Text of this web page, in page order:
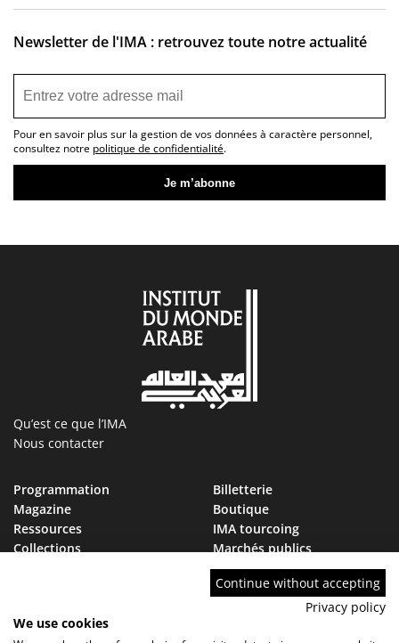
Newsletter de l'IMA : retrouvez toute notre actualité
Pour en savoir plus sur la gestion de vos données à caractère personnel,
consultez notre politique de confidentialité.
Qu’est ce que l’IMA
Nous contacter
Programmation
Magazine
Ressources
Collections
Billetterie
Boutique
IMA tourcoing
Marchés publics
Nous rejoindre
Continue without accepting
Privacy policy
We use cookies